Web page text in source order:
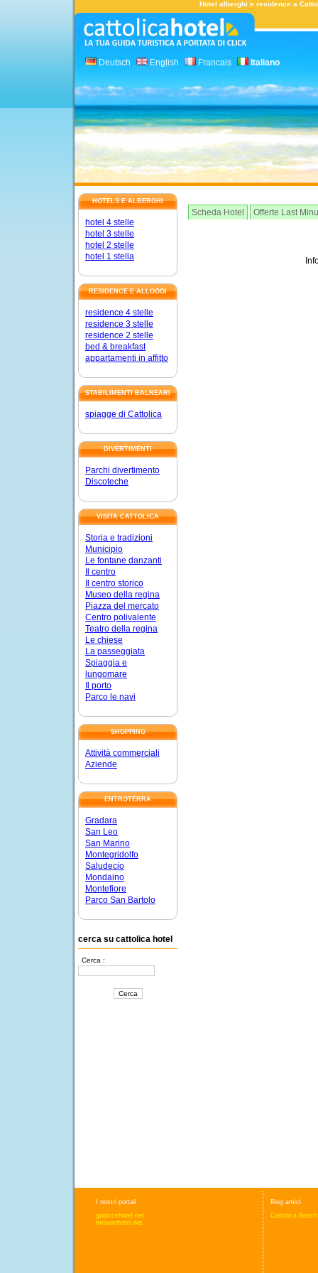
Hotel alberghi e residence a
Deutsch English Francais Italiano
HOTELS E ALBERGHI
hotel 4 stelle
hotel 3 stelle
hotel 2 stelle
hotel 1 stella
RESIDENCE E ALLOGGI
residence 4 stelle
residence 3 stelle
residence 2 stelle
bed & breakfast
appartamenti in affitto
STABILIMENTI BALNEARI
spiagge di Cattolica
DIVERTIMENTI
Parchi divertimento
Discoteche
VISITA CATTOLICA
Storia e tradizioni
Municipio
Le fontane danzanti
Il centro
Il centro storico
Museo della regina
Piazza del mercato
Centro polivalente
Teatro della regina
Le chiese
La passeggiata
Spiaggia e
lungomare
Il porto
Parco le navi
SHOPPING
Attività commerciali
Aziende
ENTROTERRA
Gradara
San Leo
San Marino
Montegridolfo
Saludecio
Mondaino
Montefiore
Parco San Bartolo
cerca su cattolica hotel
Cerca :
Scheda Hotel Offerte Last
I nostri portali
gabiccehotel.net
misanohotel.net
Blog amici
Cattolica